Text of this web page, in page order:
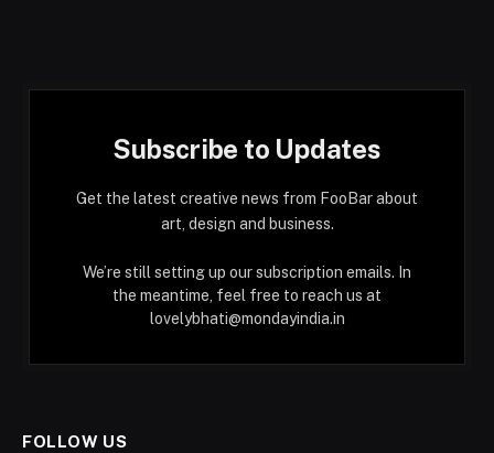
Subscribe to Updates
Get the latest creative news from FooBar about
art, design and business.
We’re still setting up our subscription emails. In
the meantime, feel free to reach us at
lovelybhati@mondayindia.in
FOLLOW US